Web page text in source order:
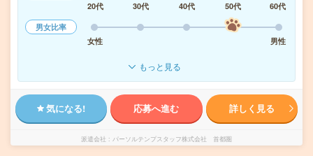
20代
30代 40代 50代
60代
男女比率
女性
男性
もっと見る
気になる! 応募へ進む 詳しく見る
派遣会社 パーソルテンプスタッフ株式会社 首都圏